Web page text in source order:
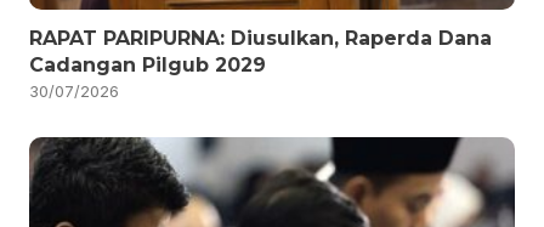
RAPAT PARIPURNA: Diusulkan, Raperda Dana
Cadangan Pilgub 2029
30/07/2026